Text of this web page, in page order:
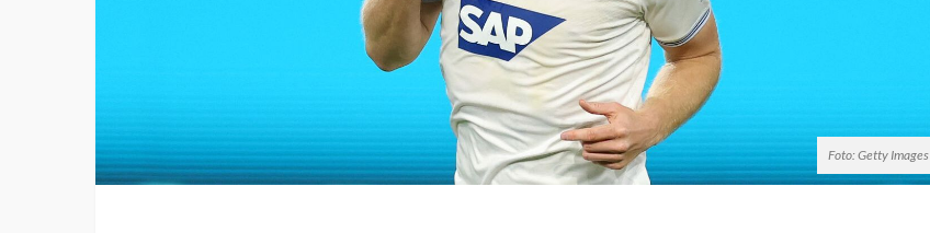
Foto: Getty Images